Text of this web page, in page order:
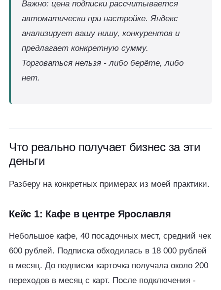
Важно: цена подписки рассчитывается
автоматически при настройке. Яндекс
анализирует вашу нишу, конкурентов и
предлагает конкретную сумму.
Торговаться нельзя - либо берёте, либо
нет.
Что реально получает бизнес за эти
деньги
Разберу на конкретных примерах из моей практики.
Кейс 1: Кафе в центре Ярославля
Небольшое кафе, 40 посадочных мест, средний чек
600 рублей. Подписка обходилась в 18 000 рублей
в месяц. До подписки карточка получала около 200
переходов в месяц с карт. После подключения -